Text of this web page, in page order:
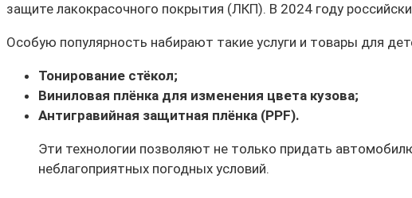
защите лакокрасочного покрытия (ЛКП). В 2024 году
Особую популярность набирают такие услуги и товары для
Тонирование стёкол;
Виниловая плёнка для изменения цвета кузова;
Антигравийная защитная плёнка (PPF).
Эти технологии позволяют не только придать
неблагоприятных погодных условий.